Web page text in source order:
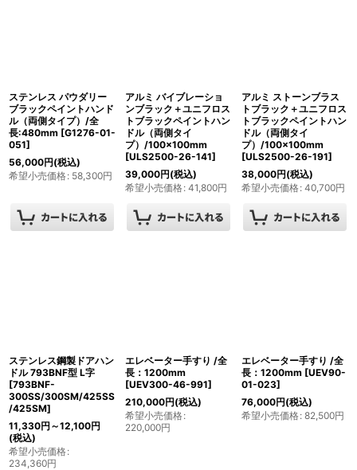
ステンレス パウダリー
ブラックペイントハンド
ル（両側タイプ）/全
長:480mm [G1276-01-
051]
56,000円(税込)
希望小売価格: 58,300円
アルミ バイブレーショ
ンブラック＋ユニフロス
トブラックペイントハン
ドル（両側タイ
プ）/100×100mm
[ULS2500-26-141]
39,000円(税込)
希望小売価格: 41,800円
アルミ ストーンブラス
トブラック＋ユニフロス
トブラックペイントハン
ドル（両側タイ
プ）/100×100mm
[ULS2500-26-191]
38,000円(税込)
希望小売価格: 40,700円
ステンレス鋼製ドアハン
ドル 793BNF型 L字
[793BNF-
300SS/300SM/425SS
/425SM]
11,330円 ～12,100円
(税込)
希望小売価格:
234,360円
エレベーター手すり /全
長：1200mm
[UEV300-46-991]
210,000円(税込)
希望小売価格:
220,000円
エレベーター手すり /全
長：1200mm [UEV90-
01-023]
76,000円(税込)
希望小売価格: 82,500円